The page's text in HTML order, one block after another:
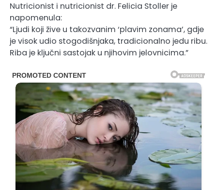
Nutricionist i nutricionist dr. Felicia Stoller je
napomenula:
“Ljudi koji žive u takozvanim ‘plavim zonama’, gdje
je visok udio stogodišnjaka, tradicionalno jedu ribu.
Riba je ključni sastojak u njihovim jelovnicima.”